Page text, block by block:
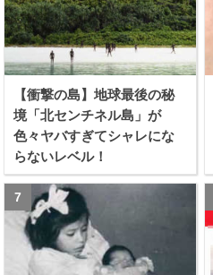
【衝撃の島】地球最後の秘
境「北センチネル島」が
色々ヤバすぎてシャレにな
らないレベル！